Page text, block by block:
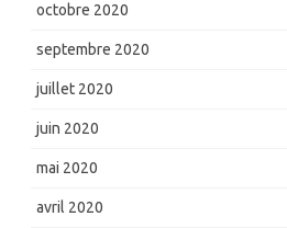
octobre 2020
septembre 2020
juillet 2020
juin 2020
mai 2020
avril 2020